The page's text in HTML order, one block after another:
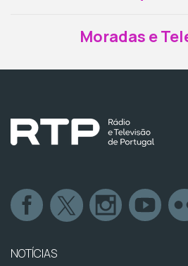
Moradas e
NOTÍCIAS